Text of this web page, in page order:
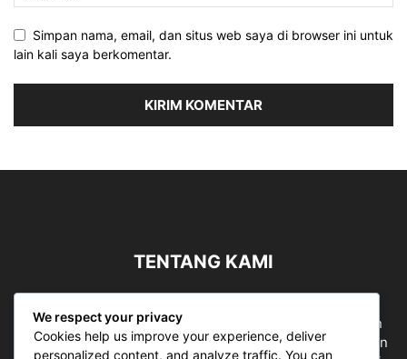
Simpan nama, email, dan situs web saya di browser ini untuk
lain kali saya berkomentar.
TENTANG KAMI
bergerak di ruang jurnalistik, sebagai entitas pemberian
ruang Publik, Media merupakan literasi mutlak diperlukan
We respect your privacy
Cookies help us improve your experience, deliver
personalized content, and analyze traffic. You can